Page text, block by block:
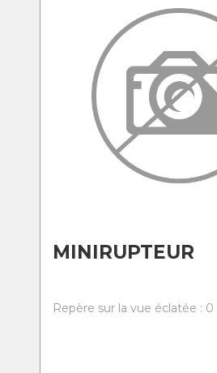
MINIRUPTEUR
Repère sur la vue éclatée : 0